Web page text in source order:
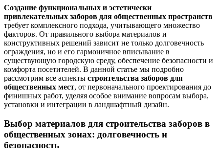
Создание функциональных и эстетически
привлекательных заборов для общественных пространств
требует комплексного подхода, учитывающего множество
факторов. От правильного выбора материалов и
конструктивных решений зависит не только долговечность
ограждения, но и его гармоничное вписывание в
существующую городскую среду, обеспечение безопасности и
комфорта посетителей. В данной статье мы подробно
рассмотрим все аспекты строительства заборов для
общественных мест, от первоначального проектирования до
финишных работ, уделяя особое внимание вопросам выбора,
установки и интеграции в ландшафтный дизайн.
Выбор материалов для строительства заборов в
общественных зонах: долговечность и
безопасность